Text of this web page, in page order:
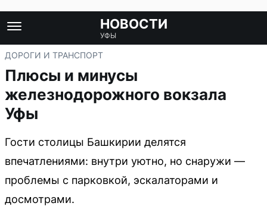
НОВОСТИ
УФЫ
ДОРОГИ И ТРАНСПОРТ
Плюсы и минусы
железнодорожного вокзала
Уфы
Гости столицы Башкирии делятся
впечатлениями: внутри уютно, но снаружи —
проблемы с парковкой, эскалаторами и
досмотрами.